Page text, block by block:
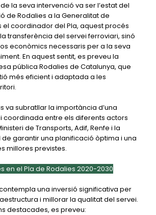
la seva intervenció va ser l’estat del
de Rodalies a la Generalitat de
el coordinador del Pla, aquest procés
transferència del servei ferroviari, sinó
econòmics necessaris per a la seva
En aquest sentit, es preveu la
pública Rodalies de Catalunya, que
més eficient i adaptada a les
va subratllar la importància d’una
coordinada entre els diferents actors
de Transports, Adif, Renfe i la
de garantir una planificació òptima i una
millores previstes.
en el Pla de Rodalies 2020-2030
una inversió significativa per
i millorar la qualitat del servei.
destacades, es preveu: